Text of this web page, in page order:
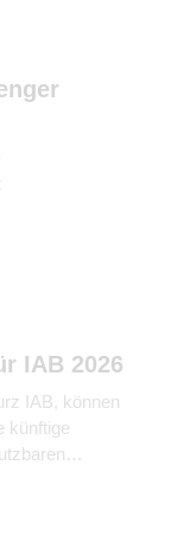
IAB 2026
IAB, können
künftige
oder